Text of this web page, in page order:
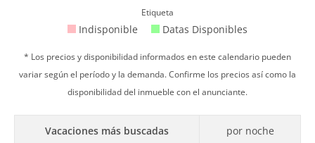
Etiqueta
Indisponible Datas Disponibles
* Los precios y disponibilidad informados en este calendario pueden
variar según el período y la demanda. Confirme los precios así como la
disponibilidad del inmueble con el anunciante.
Vacaciones más buscadas por noche